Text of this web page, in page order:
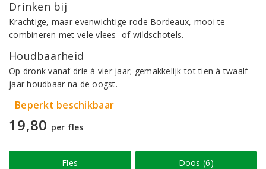
Drinken bij
Krachtige, maar evenwichtige rode Bordeaux, mooi te
combineren met vele vlees- of wildschotels.
Houdbaarheid
Op dronk vanaf drie à vier jaar; gemakkelijk tot tien à twaalf
jaar houdbaar na de oogst.
Beperkt beschikbaar
19,80 per fles
Fles Doos (6)